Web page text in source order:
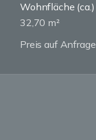
Wohnfläche (ca.)
32,70 m²
Preis auf Anfrage